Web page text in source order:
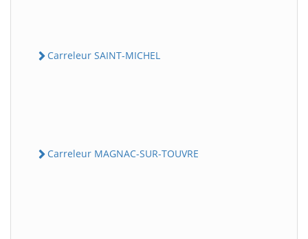
Carreleur SAINT-MICHEL
Carreleur MAGNAC-SUR-TOUVRE